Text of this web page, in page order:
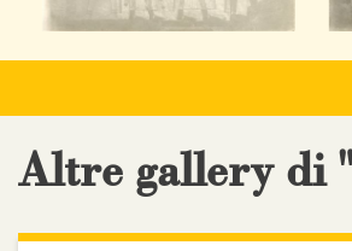
Altre gallery di